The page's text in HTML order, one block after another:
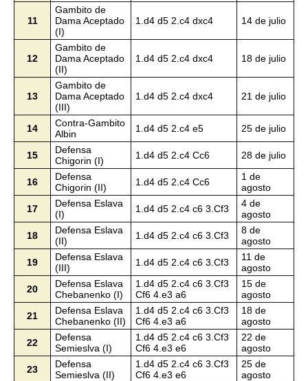
11
Gambito de
Dama Aceptado
(I)
1.d4 d5 2.c4 dxc4 14 de julio
12
Gambito de
Dama Aceptado
(II)
1.d4 d5 2.c4 dxc4 18 de julio
13
Gambito de
Dama Aceptado
(III)
1.d4 d5 2.c4 dxc4 21 de julio
14
Contra-Gambito
Albin
1.d4 d5 2.c4 e5 25 de julio
15
Defensa
Chigorin (I)
1.d4 d5 2.c4 Cc6 28 de julio
16
Defensa
Chigorin (II)
1.d4 d5 2.c4 Cc6
1 de
agosto
17
Defensa Eslava
(I)
1.d4 d5 2.c4 c6 3.Cf3
4 de
agosto
18
Defensa Eslava
(II)
1.d4 d5 2.c4 c6 3.Cf3
8 de
agosto
19
Defensa Eslava
(III)
1.d4 d5 2.c4 c6 3.Cf3
11 de
agosto
20
Defensa Eslava
Chebanenko (I)
1.d4 d5 2.c4 c6 3.Cf3
Cf6 4.e3 a6
15 de
agosto
21
Defensa Eslava
Chebanenko (II)
1.d4 d5 2.c4 c6 3.Cf3
Cf6 4.e3 a6
18 de
agosto
22
Defensa
Semieslva (I)
1.d4 d5 2.c4 c6 3.Cf3
Cf6 4.e3 e6
22 de
agosto
23
Defensa
Semieslva (II)
1.d4 d5 2.c4 c6 3.Cf3
Cf6 4.e3 e6
25 de
agosto